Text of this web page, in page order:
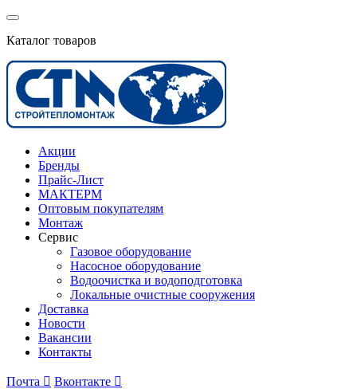
Каталог товаров
Акции
Бренды
Прайс-Лист
МАКТЕРМ
Оптовым покупателям
Монтаж
Сервис
Газовое оборудование
Насосное оборудование
Водоочистка и водоподготовка
Локальные очистные сооружения
Доставка
Новости
Вакансии
Контакты
Почта  Вконтакте 